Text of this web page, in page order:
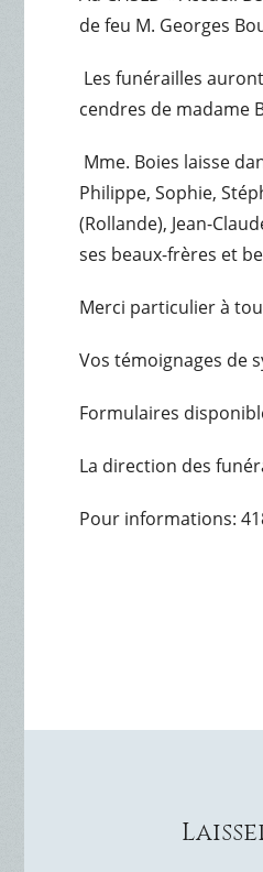
de feu M. Georges
Les funérailles
cendres de madame
Mme. Boies laisse
Philippe, Sophie,
(Rollande), Jean-
ses beaux-frères et
Merci particulier à
Vos témoignages de
Formulaires
La direction des
Pour informations: